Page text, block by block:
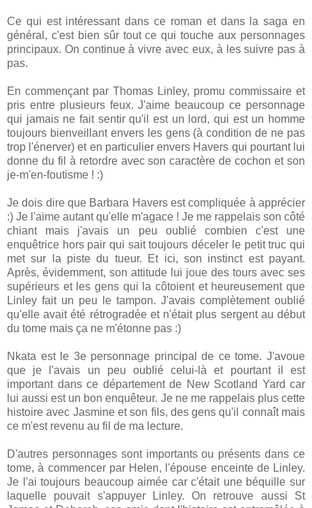
Ce qui est intéressant dans ce roman et dans la saga en
général, c'est bien sûr tout ce qui touche aux personnages
principaux. On continue à vivre avec eux, à les suivre pas à
pas.
En commençant par Thomas Linley, promu commissaire et
pris entre plusieurs feux. J'aime beaucoup ce personnage
qui jamais ne fait sentir qu'il est un lord, qui est un homme
toujours bienveillant envers les gens (à condition de ne pas
trop l'énerver) et en particulier envers Havers qui pourtant lui
donne du fil à retordre avec son caractère de cochon et son
je-m'en-foutisme ! :)
Je dois dire que Barbara Havers est compliquée à apprécier
:) Je l'aime autant qu'elle m'agace ! Je me rappelais son côté
chiant mais j'avais un peu oublié combien c'est une
enquêtrice hors pair qui sait toujours déceler le petit truc qui
met sur la piste du tueur. Et ici, son instinct est payant.
Après, évidemment, son attitude lui joue des tours avec ses
supérieurs et les gens qui la côtoient et heureusement que
Linley fait un peu le tampon. J'avais complètement oublié
qu'elle avait été rétrogradée et n'était plus sergent au début
du tome mais ça ne m'étonne pas :)
Nkata est le 3e personnage principal de ce tome. J'avoue
que je l'avais un peu oublié celui-là et pourtant il est
important dans ce département de New Scotland Yard car
lui aussi est un bon enquêteur. Je ne me rappelais plus cette
histoire avec Jasmine et son fils, des gens qu'il connaît mais
ce m'est revenu au fil de ma lecture.
D'autres personnages sont importants ou présents dans ce
tome, à commencer par Helen, l'épouse enceinte de Linley.
Je l'ai toujours beaucoup aimée car c'était une béquille sur
laquelle pouvait s'appuyer Linley. On retrouve aussi St